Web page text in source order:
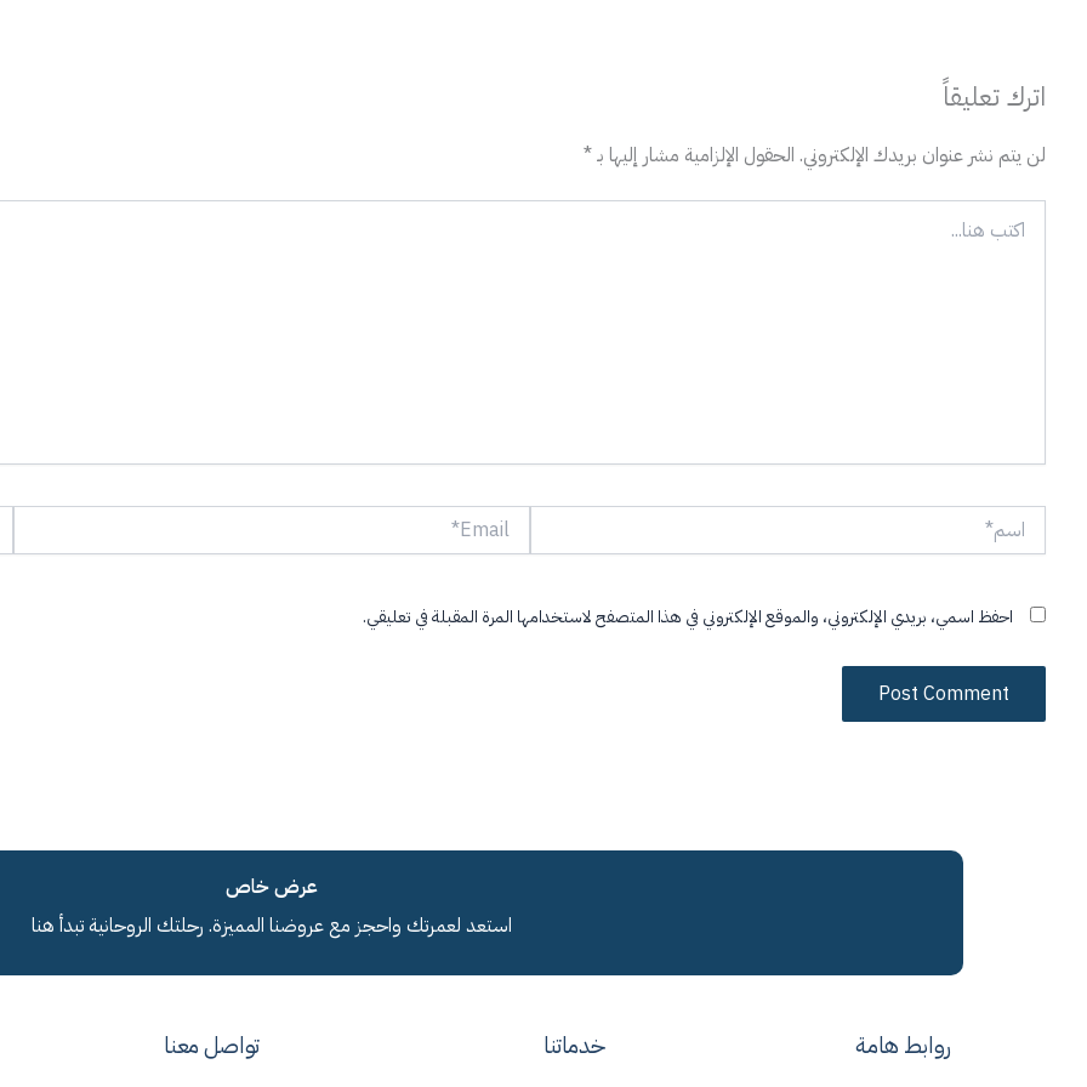
اترك تعليقاً
لن يتم نشر عنوان بريدك الإلكتروني. الحقول الإلزامية مشار إليها بـ*
هنا...
اسم* Email*
احفظ اسمي، بريدي الإلكتروني، والموقع الإلكتروني في هذا المتصفح لاستخدامها المرة المقبلة في تعليقي.
عرض خاص
استعد لعمرتك واحجز مع عروضنا المميزة. رحلتك الروحانية تبدأ هنا
روابط هامة خدماتنا تواصل معنا